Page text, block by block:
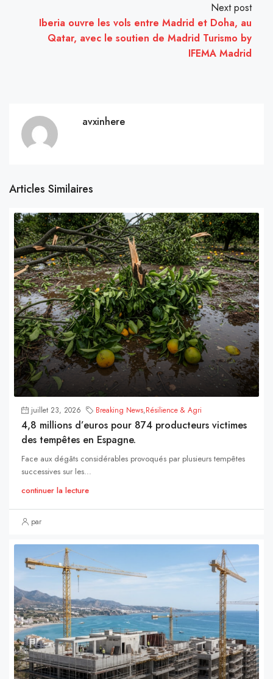
Next post
Iberia ouvre les vols entre Madrid et Doha, au
Qatar, avec le soutien de Madrid Turismo by
IFEMA Madrid
avxinhere
Articles Similaires
juillet 23, 2026 Breaking News,Résilience & Agri
4,8 millions d’euros pour 874 producteurs victimes
des tempêtes en Espagne.
Face aux dégâts considérables provoqués par plusieurs tempêtes
successives sur les...
continuer la lecture
par